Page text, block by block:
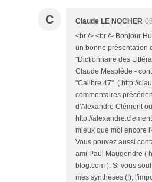
C Claude LE NOCHER
<br /> <br /> Bonjour
un bonne présentation
"Dictionnaire des
Claude Mesplède -
"Calibre 47" ( http://
commentaires
d'Alexandre Clément
http://
mieux que moi encore
Vous pouvez aussi
ami Paul Maugendre (
blog.com ). Si vous
mes synthèses (!),